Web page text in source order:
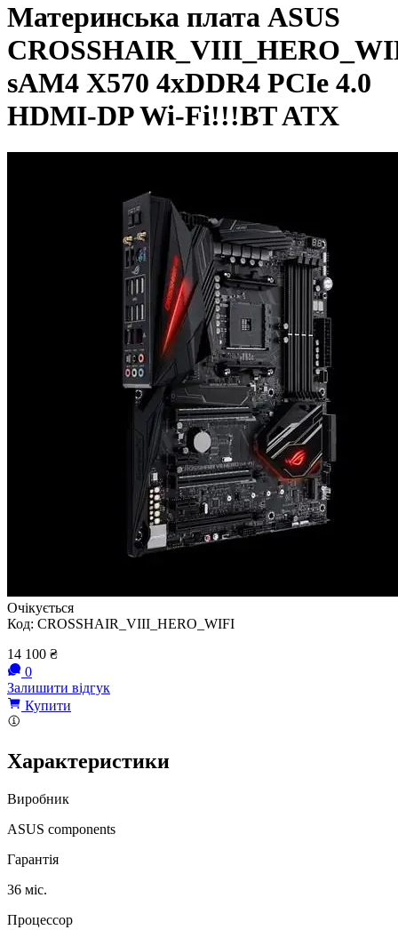
Материнcька плата ASUS
sAM4 X570 4xDDR4 PCIe 4.0
HDMI-DP Wi-Fi!!!BT ATX
Очікується
Код: CROSSHAIR_VIII_HERO_WIFI
14 100 ₴
0
Залишити відгук
Купити
Характеристики
Виробник
ASUS components
Гарантія
36 міс.
Процессор